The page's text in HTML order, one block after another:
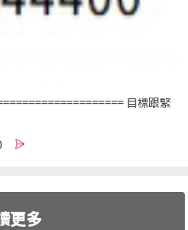
目標跟緊
更多